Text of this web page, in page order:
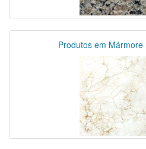
Produtos em Mármore